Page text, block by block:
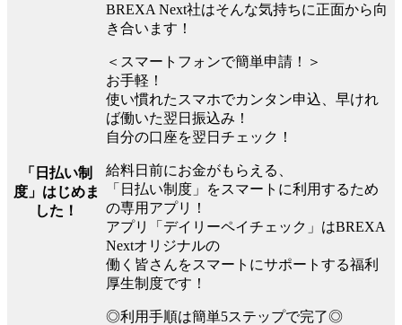
「日払い制
度」はじめま
した！
BREXA Next社はそんな気持ちに正面から向
き合います！
＜スマートフォンで簡単申請！＞
お手軽！
使い慣れたスマホでカンタン申込、早けれ
ば働いた翌日振込み！
自分の口座を翌日チェック！
給料日前にお金がもらえる、
「日払い制度」をスマートに利用するため
の専用アプリ！
アプリ「デイリーペイチェック」はBREXA
Nextオリジナルの
働く皆さんをスマートにサポートする福利
厚生制度です！
◎利用手順は簡単5ステップで完了◎